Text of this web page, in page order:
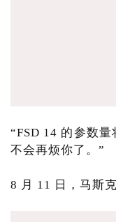
“FSD 14 的参数
不会再烦你了。”
8 月 11 日，马斯